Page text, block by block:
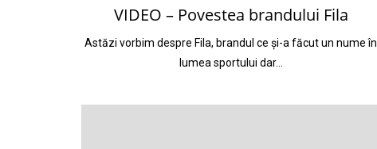
VIDEO – Povestea brandului Fila
Astăzi vorbim despre Fila, brandul ce și-a făcut un nume în
lumea sportului dar…